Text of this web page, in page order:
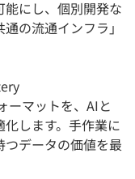
にし、個別開発な
の流通インフラ」
ーマットを、AIと
します。手作業に
データの価値を最